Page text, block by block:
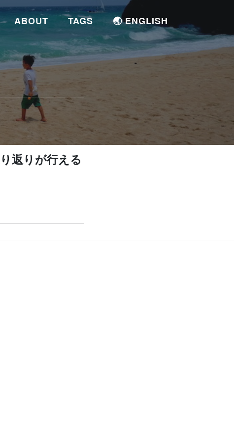
ABOUT TAGS 🌏 ENGLISH
返りが行える